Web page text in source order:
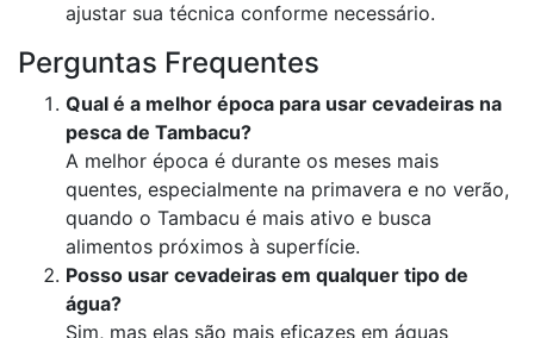
ajustar sua técnica conforme necessário.
Perguntas Frequentes
Qual é a melhor época para usar cevadeiras na
pesca de Tambacu?
A melhor época é durante os meses mais
quentes, especialmente na primavera e no verão,
quando o Tambacu é mais ativo e busca
alimentos próximos à superfície.
Posso usar cevadeiras em qualquer tipo de
água?
Sim, mas elas são mais eficazes em águas